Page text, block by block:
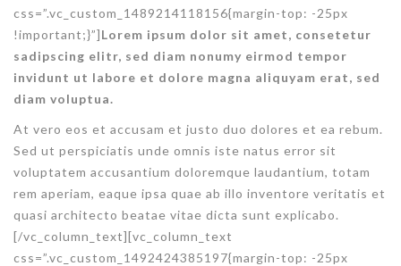
css=”.vc_custom_1489214118156{margin-top: -25px
!important;}”]Lorem ipsum dolor sit amet, consetetur
sadipscing elitr, sed diam nonumy eirmod tempor
invidunt ut labore et dolore magna aliquyam erat, sed
diam voluptua.
At vero eos et accusam et justo duo dolores et ea rebum.
Sed ut perspiciatis unde omnis iste natus error sit
voluptatem accusantium doloremque laudantium, totam
rem aperiam, eaque ipsa quae ab illo inventore veritatis et
quasi architecto beatae vitae dicta sunt explicabo.
[/vc_column_text][vc_column_text
css=”.vc_custom_1492424385197{margin-top: -25px